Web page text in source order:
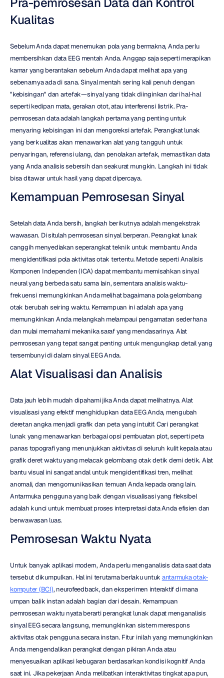
Kualitas
Sebelum Anda dapat menemukan pola yang bermakna, Anda perlu
membersihkan data EEG mentah Anda. Anggap saja seperti merapikan
kamar yang berantakan sebelum Anda dapat melihat apa yang
sebenarnya ada di sana. Sinyal mentah sering kali penuh dengan
"kebisingan" dan artefak—sinyal yang tidak diinginkan dari hal-hal
seperti kedipan mata, gerakan otot, atau interferensi listrik. Pra-
pemrosesan data adalah langkah pertama yang penting untuk
menyaring kebisingan ini dan mengoreksi artefak. Perangkat lunak
yang berkualitas akan menawarkan alat yang tangguh untuk
penyaringan, referensi ulang, dan penolakan artefak, memastikan data
yang Anda analisis sebersih dan seakurat mungkin. Langkah ini tidak
bisa ditawar untuk hasil yang dapat dipercaya.
Kemampuan Pemrosesan Sinyal
Setelah data Anda bersih, langkah berikutnya adalah mengekstrak
wawasan. Di situlah pemrosesan sinyal berperan. Perangkat lunak
canggih menyediakan seperangkat teknik untuk membantu Anda
mengidentifikasi pola aktivitas otak tertentu. Metode seperti Analisis
Komponen Independen (ICA) dapat membantu memisahkan sinyal
neural yang berbeda satu sama lain, sementara analisis waktu-
frekuensi memungkinkan Anda melihat bagaimana pola gelombang
otak berubah seiring waktu. Kemampuan ini adalah apa yang
memungkinkan Anda melangkah melampaui pengamatan sederhana
dan mulai memahami mekanika saraf yang mendasarinya. Alat
pemrosesan yang tepat sangat penting untuk mengungkap detail yang
tersembunyi di dalam sinyal EEG Anda.
Alat Visualisasi dan Analisis
Data jauh lebih mudah dipahami jika Anda dapat melihatnya. Alat
visualisasi yang efektif menghidupkan data EEG Anda, mengubah
deretan angka menjadi grafik dan peta yang intuitif. Cari perangkat
lunak yang menawarkan berbagai opsi pembuatan plot, seperti peta
panas topografi yang menunjukkan aktivitas di seluruh kulit kepala atau
grafik deret waktu yang melacak gelombang otak detik demi detik. Alat
bantu visual ini sangat andal untuk mengidentifikasi tren, melihat
anomali, dan mengomunikasikan temuan Anda kepada orang lain.
Antarmuka pengguna yang baik dengan visualisasi yang fleksibel
adalah kunci untuk membuat proses interpretasi data Anda efisien dan
berwawasan luas.
Pemrosesan Waktu Nyata
Untuk banyak aplikasi modern, Anda perlu menganalisis data saat data
tersebut dikumpulkan. Hal ini terutama berlaku untuk antarmuka otak-
komputer (BCI), neurofeedback, dan eksperimen interaktif di mana
umpan balik instan adalah bagian dari desain. Kemampuan
pemrosesan waktu nyata berarti perangkat lunak dapat menganalisis
sinyal EEG secara langsung, memungkinkan sistem merespons
aktivitas otak pengguna secara instan. Fitur inilah yang memungkinkan
Anda mengendalikan perangkat dengan pikiran Anda atau
menyesuaikan aplikasi kebugaran berdasarkan kondisi kognitif Anda
saat ini. Jika pekerjaan Anda melibatkan interaktivitas tingkat apa pun,